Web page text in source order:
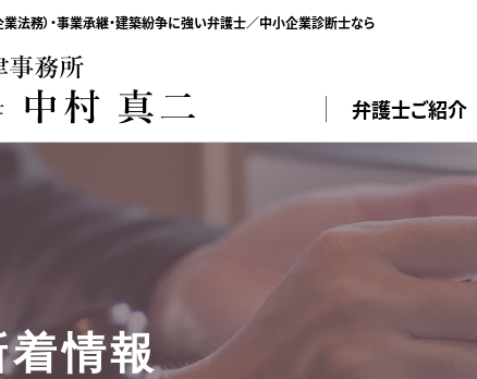
法務）・事業承継・建築紛争に強い弁護士／中小企業診断士なら
弁護士ご紹介
着情報